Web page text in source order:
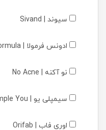
سیوند | Sivand
ادونس فرمولا | Advanced Formula
نو آکنه | No Acne
سیمپلی یو | Simple You
اوری فاب | Orifab